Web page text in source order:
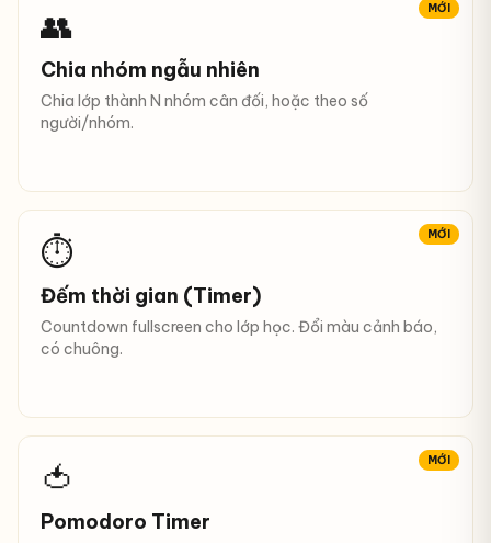
MỚI
👥
Chia nhóm ngẫu nhiên
Chia lớp thành N nhóm cân đối, hoặc theo số
người/nhóm.
MỚI
⏱
Đếm thời gian (Timer)
Countdown fullscreen cho lớp học. Đổi màu cảnh báo,
có chuông.
MỚI
🍅
Pomodoro Timer